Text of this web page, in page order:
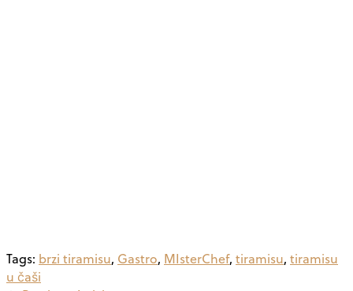
Tags: brzi tiramisu, Gastro, MIsterChef, tiramisu, tiramisu
u čaši